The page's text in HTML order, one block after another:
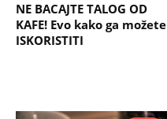
NE BACAJTE TALOG OD
KAFE! Evo kako ga možete
ISKORISTITI